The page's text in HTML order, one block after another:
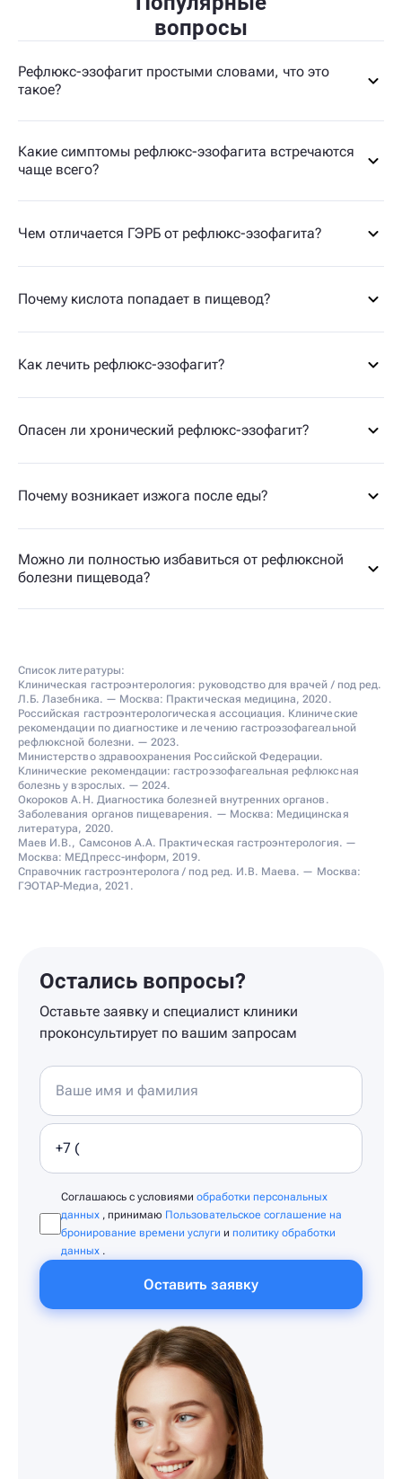
вопросы
Рефлюкс-эзофагит простыми словами, что это
такое?
Какие симптомы рефлюкс-эзофагита встречаются
чаще всего?
Чем отличается ГЭРБ от рефлюкс-эзофагита?
Почему кислота попадает в пищевод?
Как лечить рефлюкс-эзофагит?
Опасен ли хронический рефлюкс-эзофагит?
Почему возникает изжога после еды?
Можно ли полностью избавиться от рефлюксной
болезни пищевода?
Список литературы:
Клиническая гастроэнтерология: руководство для врачей / под ред.
Л.Б. Лазебника. — Москва: Практическая медицина, 2020.
Российская гастроэнтерологическая ассоциация. Клинические
рекомендации по диагностике и лечению гастроэзофагеальной
рефлюксной болезни. — 2023.
Министерство здравоохранения Российской Федерации.
Клинические рекомендации: гастроэзофагеальная рефлюксная
болезнь у взрослых. — 2024.
Окороков А.Н. Диагностика болезней внутренних органов.
Заболевания органов пищеварения. — Москва: Медицинская
литература, 2020.
Маев И.В., Самсонов А.А. Практическая гастроэнтерология. —
Москва: МЕДпресс-информ, 2019.
Справочник гастроэнтеролога / под ред. И.В. Маева. — Москва:
ГЭОТАР-Медиа, 2021.
Остались вопросы?
Оставьте заявку и специалист клиники
проконсультирует по вашим запросам
Соглашаюсь с условиями обработки персональных
данных , принимаю Пользовательское соглашение на
бронирование времени услуги и политику обработки
данных .
Оставить заявку